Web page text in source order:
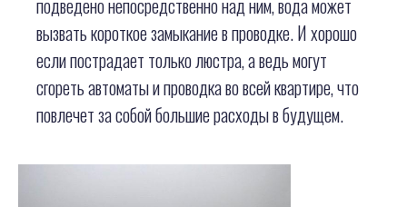
вызвать короткое замыкание в проводке. И хорошо
если пострадает только люстра, а ведь могут
сгореть автоматы и проводка во всей квартире, что
повлечет за собой большие расходы в будущем.